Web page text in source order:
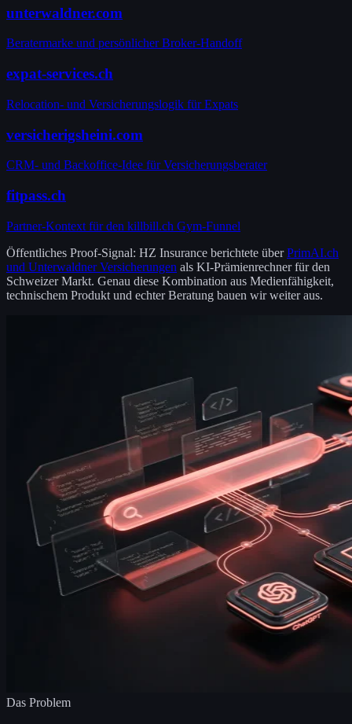
unterwaldner.com
Beratermarke und persönlicher Broker-Handoff
expat-services.ch
Relocation- und Versicherungslogik für Expats
versicherigsheini.com
CRM- und Backoffice-Idee für Versicherungsberater
fitpass.ch
Partner-Kontext für den killbill.ch Gym-Funnel
Öffentliches Proof-Signal: HZ Insurance berichtete überPrimAI.ch
und Unterwaldner Versicherungen als KI-Prämienrechner für den
Schweizer Markt. Genau diese Kombination aus Medienfähigkeit,
technischem Produkt und echter Beratung bauen wir weiter aus.
Das Problem